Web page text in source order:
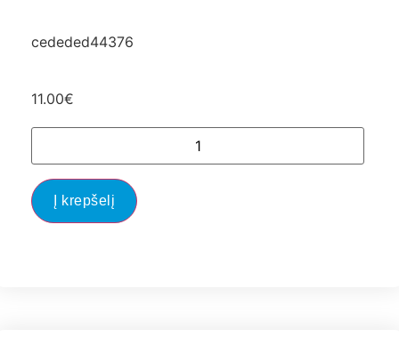
cededed44376
11.00€
Į krepšelį